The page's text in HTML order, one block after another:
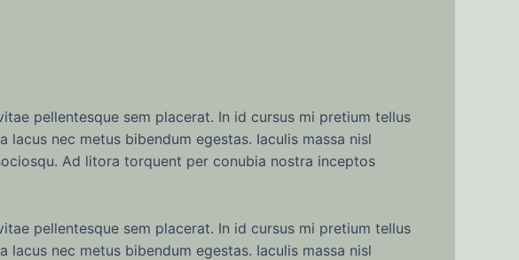
pellentesque sem placerat. In id cursus mi pretium tellus
nec metus bibendum egestas. Iaculis massa nisl
Ad litora torquent per conubia nostra inceptos
pellentesque sem placerat. In id cursus mi pretium tellus
nec metus bibendum egestas. Iaculis massa nisl